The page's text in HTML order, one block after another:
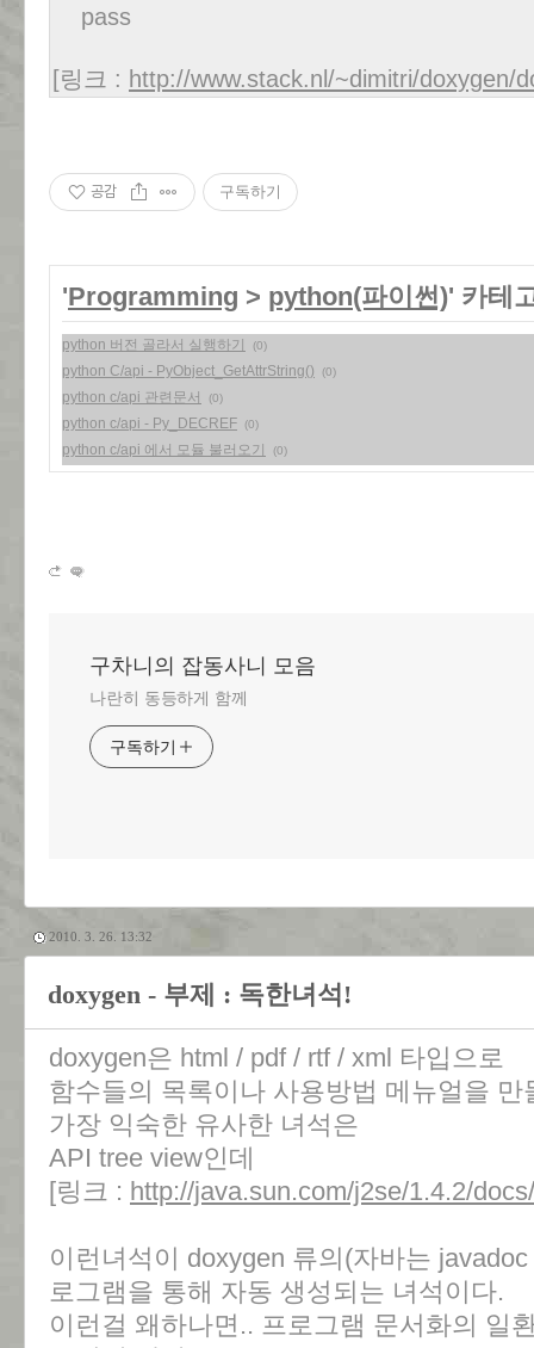
pass
[링크 : http://www.stack.nl/~dimitri/doxygen/
공감 구독하기
'Programming > python(파이썬)' 카테
python 버전 골라서 실행하기 (0)
python C/api - PyObject_GetAttrString() (0)
python c/api 관련문서 (0)
python c/api - Py_DECREF (0)
python c/api 에서 모듈 불러오기 (0)
구차니의 잡동사니 모음
나란히 동등하게 함께
구독하기
2010. 3. 26. 13:32
doxygen - 부제 : 독한녀석!
doxygen은 html / pdf / rtf / xml 타입으로
함수들의 목록이나 사용방법 메뉴얼을
가장 익숙한 유사한 녀석은
API tree view인데
[링크 : http://java.sun.com/j2se/1.4.2/
이런녀석이 doxygen 류의(자바는
로그램을 통해 자동 생성되는 녀석이다.
이런걸 왜하나면.. 프로그램 문서화의 일